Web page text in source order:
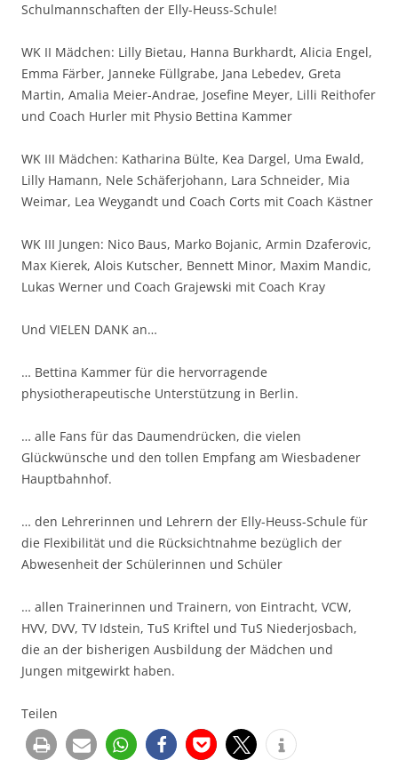
Schulmannschaften der Elly-Heuss-Schule!
WK II Mädchen: Lilly Bietau, Hanna Burkhardt, Alicia Engel,
Emma Färber, Janneke Füllgrabe, Jana Lebedev, Greta
Martin, Amalia Meier-Andrae, Josefine Meyer, Lilli Reithofer
und Coach Hurler mit Physio Bettina Kammer
WK III Mädchen: Katharina Bülte, Kea Dargel, Uma Ewald,
Lilly Hamann, Nele Schäferjohann, Lara Schneider, Mia
Weimar, Lea Weygandt und Coach Corts mit Coach Kästner
WK III Jungen: Nico Baus, Marko Bojanic, Armin Dzaferovic,
Max Kierek, Alois Kutscher, Bennett Minor, Maxim Mandic,
Lukas Werner und Coach Grajewski mit Coach Kray
Und VIELEN DANK an…
… Bettina Kammer für die hervorragende
physiotherapeutische Unterstützung in Berlin.
… alle Fans für das Daumendrücken, die vielen
Glückwünsche und den tollen Empfang am Wiesbadener
Hauptbahnhof.
… den Lehrerinnen und Lehrern der Elly-Heuss-Schule für
die Flexibilität und die Rücksichtnahme bezüglich der
Abwesenheit der Schülerinnen und Schüler
… allen Trainerinnen und Trainern, von Eintracht, VCW,
HVV, DVV, TV Idstein, TuS Kriftel und TuS Niederjosbach,
die an der bisherigen Ausbildung der Mädchen und
Jungen mitgewirkt haben.
Teilen